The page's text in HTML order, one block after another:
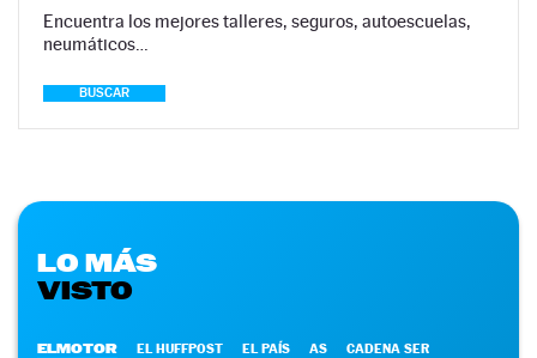
Encuentra los mejores talleres, seguros, autoescuelas,
neumáticos…
BUSCAR
LO MÁS
VISTO
ELMOTOR EL HUFFPOST EL PAÍS AS CADENA SER